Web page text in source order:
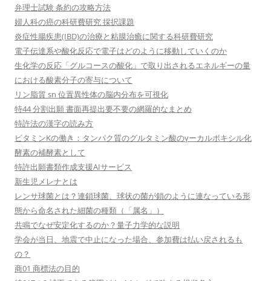
弁理士試験 条約の攻略方法
婦人科の癌の科研費研究 採択課題
炎症性腸疾患(IBD)の治療と粘膜治癒に関する科研費研究
電子伝達系や酸化反応で電子はどのように移動していくのか
生化学の反応「グルコースの酸化」で取り出されるエネルギーの量
における酸素分子の寄与について
リン脂質 sn 位置異性体の脳内分布を可視化
特44 分割出願 書面再提出要不要の網羅的なまとめ
特許法の漢字の読み方
ビタミンKの働き：タンパク質のグルタミン酸のγーカルボキシル化
酵素の補酵素として
特許出願書類作成支援AIサービス
新生児メレナとは
レンサ球菌とは？連鎖球菌、球状の菌が鎖のように連なっている形
態から命名された細菌の種類（「属名」）
共鳴でなぜ安定化するのか？量子力学的な説明
学会が当日、地震で中止になった場合、参加費は払い戻されるも
の？
商01 商標法の目的